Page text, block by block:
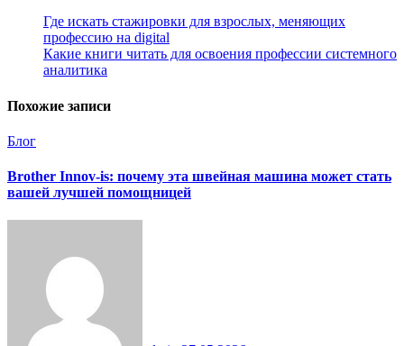
Навигация
по
записям
Где искать стажировки для взрослых, меняющих
профессию на digital
Какие книги читать для освоения профессии системного
аналитика
Похожие записи
Блог
Brother Innov-is: почему эта швейная машина может стать
вашей лучшей помощницей